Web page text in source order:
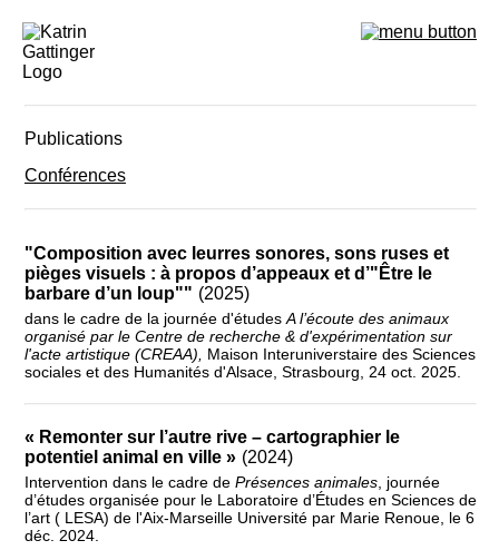
Publications
Conférences
"Composition avec leurres sonores, sons ruses et
pièges visuels : à propos d’appeaux et d’"Être le
barbare d’un loup"" (2025)
dans le cadre de la journée d'études A l’écoute des animaux
organisé par le Centre de recherche & d'expérimentation sur
l'acte artistique (CREAA), Maison Interuniverstaire des Sciences
sociales et des Humanités d'Alsace, Strasbourg, 24 oct. 2025.
« Remonter sur l’autre rive – cartographier le
potentiel animal en ville » (2024)
Intervention dans le cadre de Présences animales , journée
d’études organisée pour le Laboratoire d’Études en Sciences de
l’art ( LESA) de l'Aix-Marseille Université par Marie Renoue, le 6
déc. 2024.